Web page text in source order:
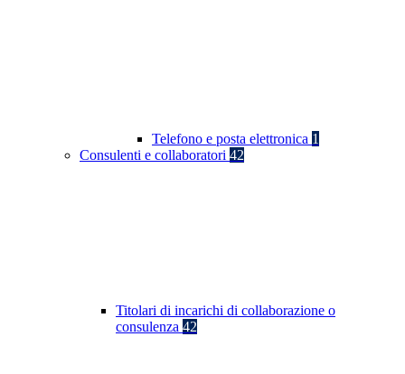
Telefono e posta elettronica 1
Consulenti e collaboratori 42
Titolari di incarichi di collaborazione o
consulenza 42